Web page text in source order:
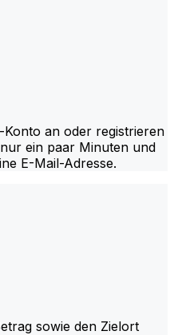
an oder registrieren
ein paar Minuten und
E-Mail-Adresse.
sowie den Zielort